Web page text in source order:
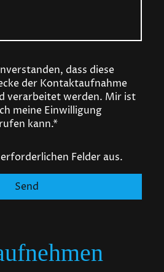
dass diese
der Kontaktaufnahme
verarbeitet werden. Mir ist
meine Einwilligung
kann.*
Felder aus.
Send